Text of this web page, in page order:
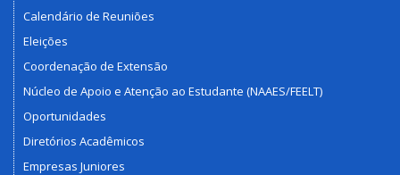
Calendário de Reuniões
Eleições
Coordenação de Extensão
Núcleo de Apoio e Atenção ao Estudante (NAAES/FEELT)
Oportunidades
Diretórios Acadêmicos
Empresas Juniores